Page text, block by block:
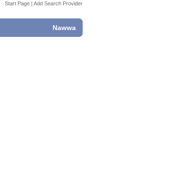
Start Page | Add Search Provider
Nawwa